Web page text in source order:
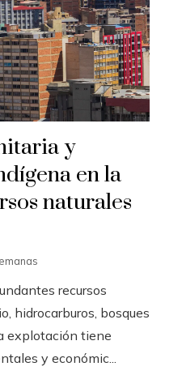
y
en la
naturales
recursos
hidrocarburos, bosques
explotación tiene
y económic...